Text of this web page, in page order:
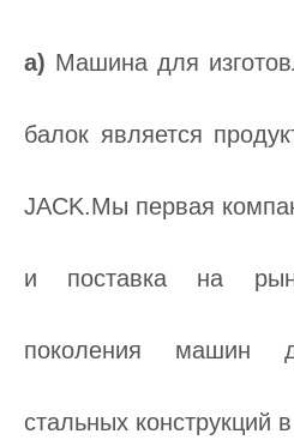
а) Машина для
балок является
JACK.Мы первая
и поставка на
поколения машин
стальных конструкций